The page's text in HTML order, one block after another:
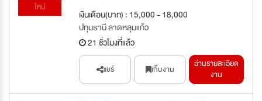
ใหม่
เงินเดือน(บาท) : 15,000 - 18,000
ปทุมธานี ลาดหลุมแก้ว
21 ชั่วโมงที่แล้ว
แชร์ เก็บงาน
อ่านรายละเอียด
งาน